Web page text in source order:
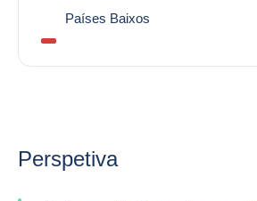
Países Baixos
Perspetiva